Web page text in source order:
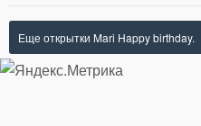
Еще открытки Mari Happy birthday.